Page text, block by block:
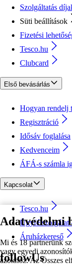
Adatvédelmi
Mi és 18 partnerünk
vagy egyedi
azokhoz. Az Összes
Szolgáltatás
Süti beállítások
Fizetési
Tesco.hu
Clubcard
Első bevásárlás
Hogyan rendelj
Regisztráció
Idősáv foglalása
Kedvenceim
ÁFÁ-s számla
Kapcsolat
Tesco.hu
Ügyfélszolgálat
Áruházkereső
followUs